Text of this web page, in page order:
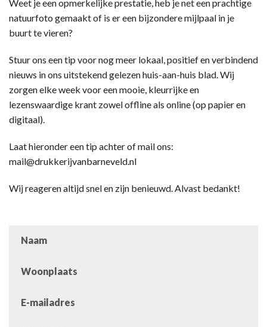
Weet je een opmerkelijke prestatie, heb je net een prachtige
natuurfoto gemaakt of is er een bijzondere mijlpaal in je
buurt te vieren?
Stuur ons een tip voor nog meer lokaal, positief en verbindend
nieuws in ons uitstekend gelezen huis-aan-huis blad. Wij
zorgen elke week voor een mooie, kleurrijke en
lezenswaardige krant zowel offline als online (op papier en
digitaal).
Laat hieronder een tip achter of mail ons:
mail@drukkerijvanbarneveld.nl
Wij reageren altijd snel en zijn benieuwd. Alvast bedankt!
Naam
Woonplaats
E-mailadres